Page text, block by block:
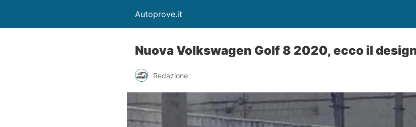
Autoprove.it
Nuova Volkswagen Golf 8 2020, ecco il
Redazione